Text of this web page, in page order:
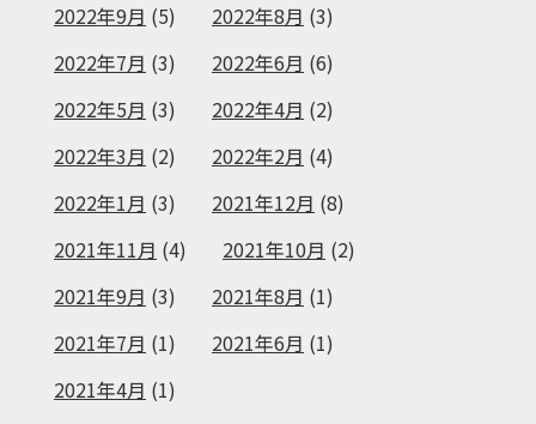
2022年9月 (5) 2022年8月 (3)
2022年7月 (3) 2022年6月 (6)
2022年5月 (3) 2022年4月 (2)
2022年3月 (2) 2022年2月 (4)
2022年1月 (3) 2021年12月 (8)
2021年11月 (4) 2021年10月 (2)
2021年9月 (3) 2021年8月 (1)
2021年7月 (1) 2021年6月 (1)
2021年4月 (1)